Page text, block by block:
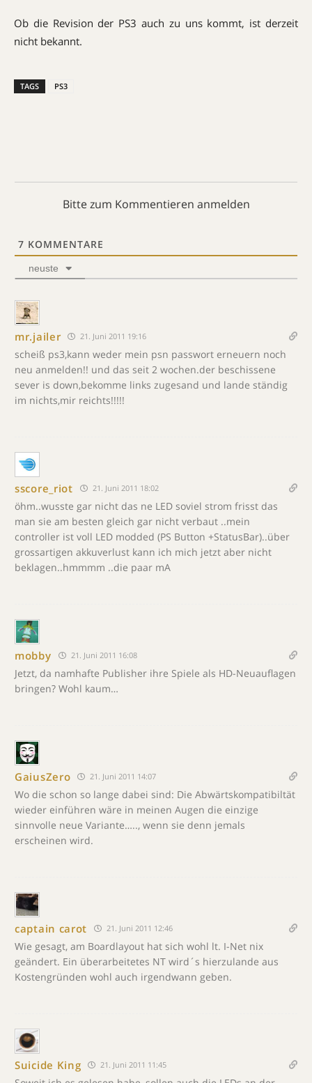
Ob die Revision der PS3 auch zu uns kommt, ist derzeit
nicht bekannt.
TAGS PS3
Bitte zum Kommentieren anmelden
7 KOMMENTARE
neuste
mr.jailer 21. Juni 2011 19:16
scheiß ps3,kann weder mein psn passwort erneuern noch
neu anmelden!! und das seit 2 wochen.der beschissene
sever is down,bekomme links zugesand und lande ständig
im nichts,mir reichts!!!!!
sscore_riot 21. Juni 2011 18:02
öhm..wusste gar nicht das ne LED soviel strom frisst das
man sie am besten gleich gar nicht verbaut ..mein
controller ist voll LED modded (PS Button +StatusBar)..über
grossartigen akkuverlust kann ich mich jetzt aber nicht
beklagen..hmmmm ..die paar mA
mobby 21. Juni 2011 16:08
Jetzt, da namhafte Publisher ihre Spiele als HD-Neuauflagen
bringen? Wohl kaum…
GaiusZero 21. Juni 2011 14:07
Wo die schon so lange dabei sind: Die Abwärtskompatibiltät
wieder einführen wäre in meinen Augen die einzige
sinnvolle neue Variante….., wenn sie denn jemals
erscheinen wird.
captain carot 21. Juni 2011 12:46
Wie gesagt, am Boardlayout hat sich wohl lt. I-Net nix
geändert. Ein überarbeitetes NT wird´s hierzulande aus
Kostengründen wohl auch irgendwann geben.
Suicide King 21. Juni 2011 11:45